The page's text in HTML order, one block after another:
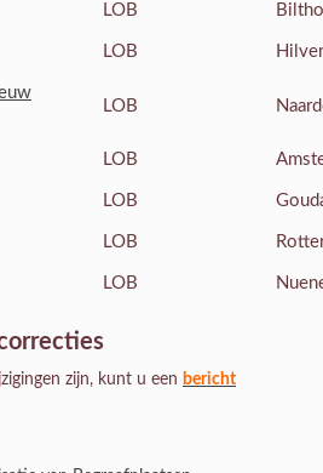
LOB
LOB
LOB
LOB
LOB
LOB
LOB
zijn, kunt u een bericht